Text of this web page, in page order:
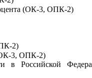
(ОК-3, ОПК-2)
2)
3, ОПК-2)
в Российской